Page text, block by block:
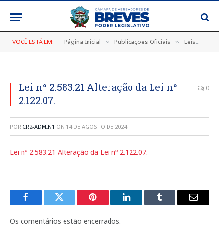
VOCÊ ESTÁ EM: Página Inicial » Publicações Oficiais » Leis
Lei nº 2.583.21 Alteração da Lei nº
2.122.07.
0
POR CR2-ADMIN1 ON 14 DE AGOSTO DE 2024
Lei nº 2.583.21 Alteração da Lei nº 2.122.07.
FacebookTwitter Pinterest LinkedInTumblr
E-
Os comentários estão encerrados.